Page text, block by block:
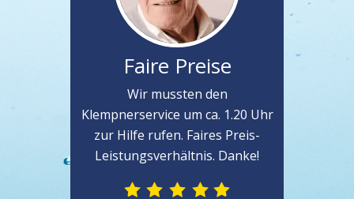
Faire Preise
Wir mussten den
Klempnerservice um ca. 1.20 Uhr
zur Hilfe rufen. Faires Preis-
Leistungsverhältnis. Danke!